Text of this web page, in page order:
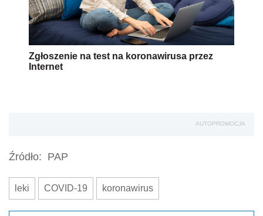
Zgłoszenie na test na koronawirusa przez
Internet
AUTOPROMOCJA
Źródło: PAP
leki COVID-19 koronawirus